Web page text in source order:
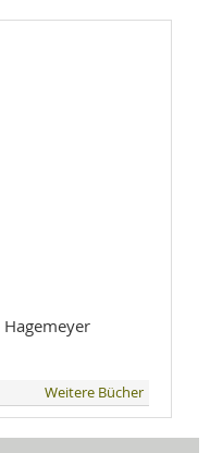
Hagemeyer
Weitere Bücher